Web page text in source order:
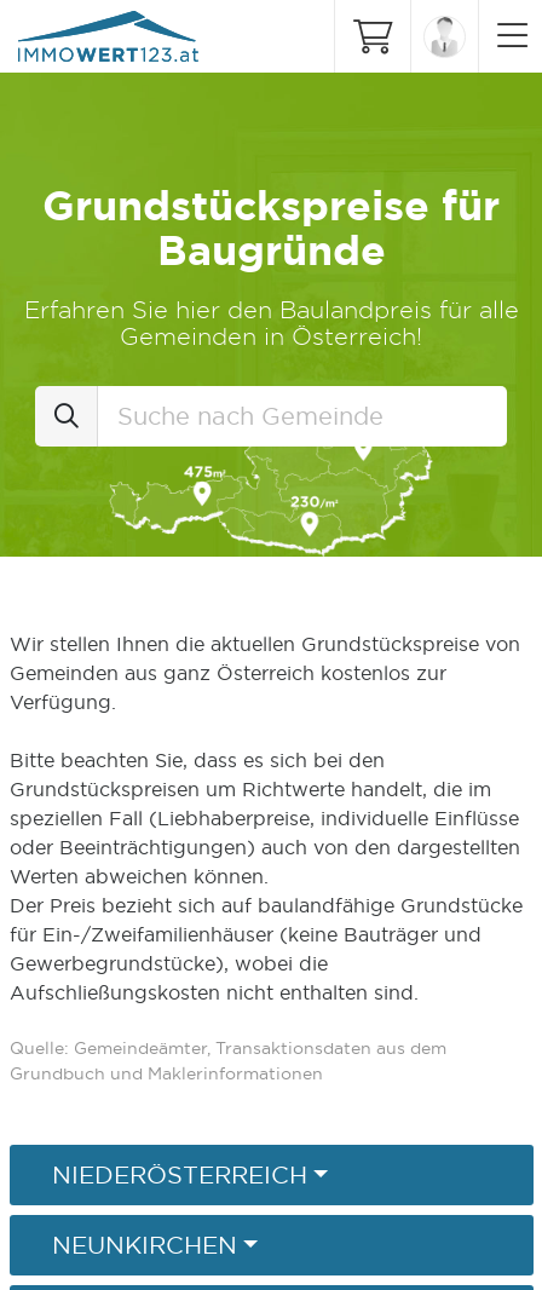
Grundstückspreise für
Baugründe
Erfahren Sie hier den Baulandpreis für alle
Gemeinden in Österreich!
Wir stellen Ihnen die aktuellen Grundstückspreise von
Gemeinden aus ganz Österreich kostenlos zur
Verfügung.
Bitte beachten Sie, dass es sich bei den
Grundstückspreisen um Richtwerte handelt, die im
speziellen Fall (Liebhaberpreise, individuelle Einflüsse
oder Beeinträchtigungen) auch von den dargestellten
Werten abweichen können.
Der Preis bezieht sich auf baulandfähige Grundstücke
für Ein-/Zweifamilienhäuser (keine Bauträger und
Gewerbegrundstücke), wobei die
Aufschließungskosten nicht enthalten sind.
Quelle: Gemeindeämter, Transaktionsdaten aus dem
Grundbuch und Maklerinformationen
NIEDERÖSTERREICH
NEUNKIRCHEN